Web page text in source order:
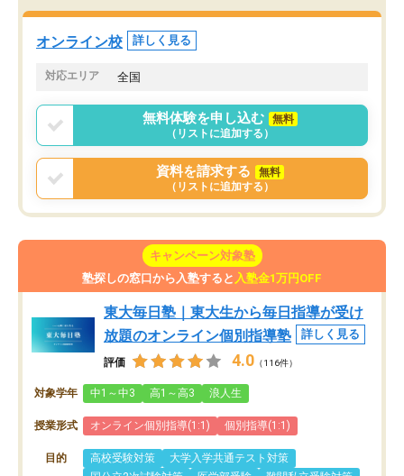
オンライン校 詳しく見る
対応エリア 全国
無料体験を申し込む
無料
（リストに追加する）
資料を請求する
無料
（リストに追加する）
キャンペーン対象塾
塾探しの窓口から入塾すると 入塾金1万円OFF
東大毎日塾｜東大生から毎日指導が受け
放題のオンライン個別指導塾
詳しく見る
評価 4.0 （116件）
対象学年 中1～中3 高1～高3 浪人生
授業形式 オンライン個別指導(1:1) 個別指導(1:1)
目的 高校受験対策
大学入学共通テスト対策